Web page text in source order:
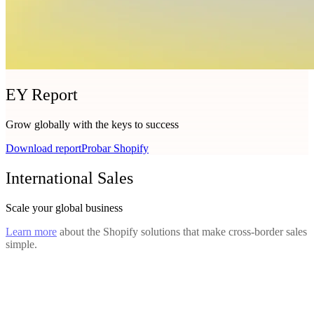
EY Report
Grow globally with the keys to success
Download reportProbar Shopify
International Sales
Scale your global business
Learn more about the Shopify solutions that make cross-border sales
simple.